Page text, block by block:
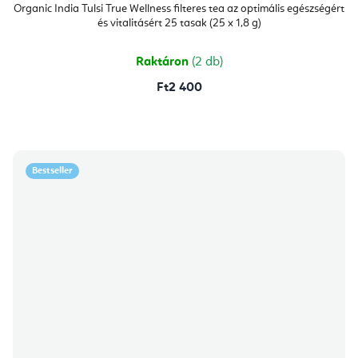
Organic India Tulsi True Wellness filteres tea az optimális egészségért
és vitalitásért 25 tasak (25 x 1,8 g)
Raktáron (2 db)
Ft2 400
Bestseller